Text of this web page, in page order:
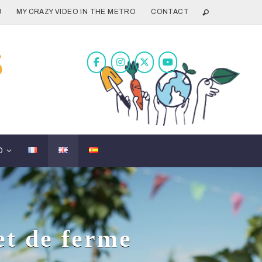
MY CRAZY VIDEO IN THE METRO CONTACT
de ferme